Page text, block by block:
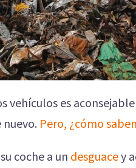
vehículos es
Pero, ¿cómo
coche a un desguacey